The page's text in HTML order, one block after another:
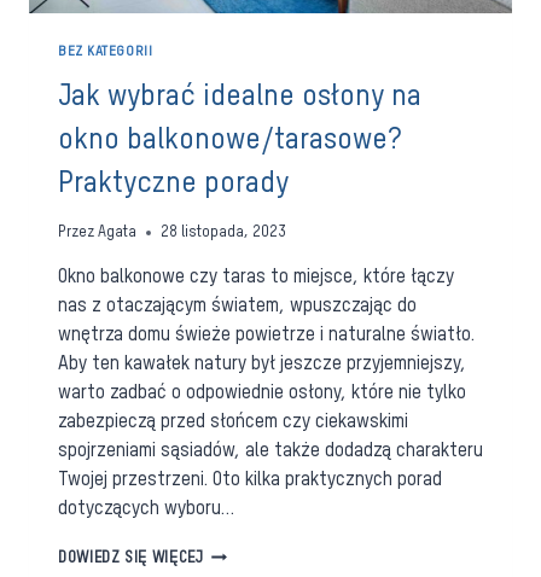
BEZ KATEGORII
Jak wybrać idealne osłony na
okno balkonowe/tarasowe?
Praktyczne porady
Przez Agata 28 listopada, 2023
Okno balkonowe czy taras to miejsce, które łączy
nas z otaczającym światem, wpuszczając do
wnętrza domu świeże powietrze i naturalne światło.
Aby ten kawałek natury był jeszcze przyjemniejszy,
warto zadbać o odpowiednie osłony, które nie tylko
zabezpieczą przed słońcem czy ciekawskimi
spojrzeniami sąsiadów, ale także dodadzą charakteru
Twojej przestrzeni. Oto kilka praktycznych porad
dotyczących wyboru…
DOWIEDZ SIĘ WIĘCEJJAK